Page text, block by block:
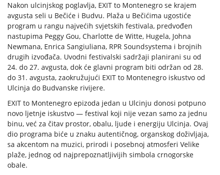
Nakon ulcinjskog poglavlja, EXIT to Montenegro se krajem
avgusta seli u Bečiće i Budvu. Plaža u Bečićima ugostiće
program u rangu najvećih svjetskih festivala, predvođen
nastupima Peggy Gou, Charlotte de Witte, Hugela, Johna
Newmana, Enrica Sangiuliana, RPR Soundsystema i brojnih
drugih izvođača. Uvodni festivalski sadržaji planirani su od
24. do 27. avgusta, dok će glavni program biti održan od 28.
do 31. avgusta, zaokružujući EXIT to Montenegro iskustvo od
Ulcinja do Budvanske rivijere.
EXIT to Montenegro epizoda jedan u Ulcinju donosi potpuno
novo ljetnje iskustvo — festival koji nije vezan samo za jednu
binu, već za čitav prostor, obalu, ljude i energiju Ulcinja. Ovaj
dio programa biće u znaku autentičnog, organskog doživljaja,
sa akcentom na muzici, prirodi i posebnoj atmosferi Velike
plaže, jednog od najprepoznatljivijih simbola crnogorske
obale.